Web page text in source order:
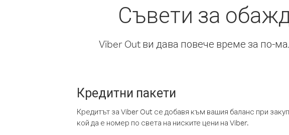
Съвети за
Viber Out ви дава повече време за по-
Кредитни пакети
Кредитът за Viber Out се добавя към вашия баланс при
кой да е номер по света на ниските цени на Viber.